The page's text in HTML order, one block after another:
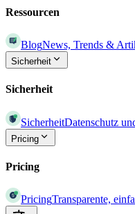
Ressourcen
BlogNews, Trends &
Sicherheit
Sicherheit
SicherheitDatenschutz
Pricing
Pricing
PricingTransparente,